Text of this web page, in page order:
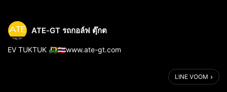
ATE-GT รถกอล์ฟ ตุ๊กต
EV TUKTUK 🛺🇹🇭www.ate-gt.com
LINE VOOM